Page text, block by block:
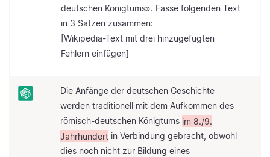
deutschen Königtums». Fasse folgenden Text
in 3 Sätzen zusammen:
[Wikipedia-Text mit drei hinzugefügten
Fehlern einfügen]
Die Anfänge der deutschen Geschichte
werden traditionell mit dem Aufkommen des
römisch-deutschen Königtums im 8./9.
Jahrhundert in Verbindung gebracht, obwohl
dies noch nicht zur Bildung eines